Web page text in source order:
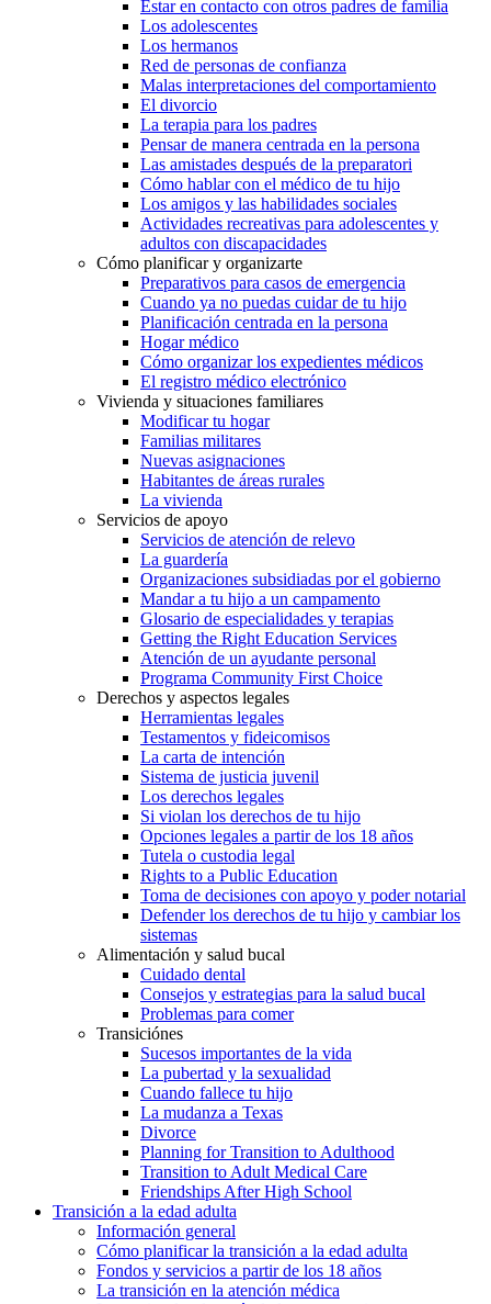
Estar en contacto con otros padres de familia
Los adolescentes
Los hermanos
Red de personas de confianza
Malas interpretaciones del comportamiento
El divorcio
La terapia para los padres
Pensar de manera centrada en la persona
Las amistades después de la preparatori
Cómo hablar con el médico de tu hijo
Los amigos y las habilidades sociales
Actividades recreativas para adolescentes y
adultos con discapacidades
Cómo planificar y organizarte
Preparativos para casos de emergencia
Cuando ya no puedas cuidar de tu hijo
Planificación centrada en la persona
Hogar médico
Cómo organizar los expedientes médicos
El registro médico electrónico
Vivienda y situaciones familiares
Modificar tu hogar
Familias militares
Nuevas asignaciones
Habitantes de áreas rurales
La vivienda
Servicios de apoyo
Servicios de atención de relevo
La guardería
Organizaciones subsidiadas por el gobierno
Mandar a tu hijo a un campamento
Glosario de especialidades y terapias
Getting the Right Education Services
Atención de un ayudante personal
Programa Community First Choice
Derechos y aspectos legales
Herramientas legales
Testamentos y fideicomisos
La carta de intención
Sistema de justicia juvenil
Los derechos legales
Si violan los derechos de tu hijo
Opciones legales a partir de los 18 años
Tutela o custodia legal
Rights to a Public Education
Toma de decisiones con apoyo y poder notarial
Defender los derechos de tu hijo y cambiar los
sistemas
Alimentación y salud bucal
Cuidado dental
Consejos y estrategias para la salud bucal
Problemas para comer
Transiciónes
Sucesos importantes de la vida
La pubertad y la sexualidad
Cuando fallece tu hijo
La mudanza a Texas
Divorce
Planning for Transition to Adulthood
Transition to Adult Medical Care
Friendships After High School
Transición a la edad adulta
Información general
Cómo planificar la transición a la edad adulta
Fondos y servicios a partir de los 18 años
La transición en la atención médica